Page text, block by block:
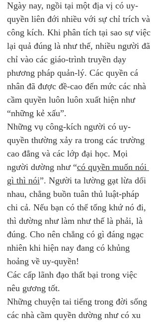
Ngày nay, ngồi tại một địa vị có uy-
quyền liên đới nhiều với sự chỉ trích và
công kích. Khi phân tích tại sao sự việc
lại quả đúng là như thế, nhiều người đã
chỉ vào các giáo-trình truyền dạy
phương pháp quản-lý. Các quyền cá
nhân đã được đề-cao đến mức các nhà
cầm quyền luôn luôn xuất hiện như
“những kẻ xấu”.
Những vụ công-kích người có uy-
quyền thường xảy ra trong các trường
cao đẳng và các lớp đại học. Mọi
người dường như “có quyền muốn nói
gì thì nói”. Người ta lường gạt lừa dối
nhau, chẳng buồn tuân thủ luật-pháp
chi cả. Nếu bạn có thể tống khứ nó đi,
thì dường như làm như thế là phải, là
đúng. Cho nên chẳng có gì đáng ngạc
nhiên khi hiện nay đang có khủng
hoảng về uy-quyền!
Các cấp lãnh đạo thất bại trong việc
nêu gương tốt.
Những chuyện tai tiếng trong đời sống
các nhà cầm quyền dường như có xu